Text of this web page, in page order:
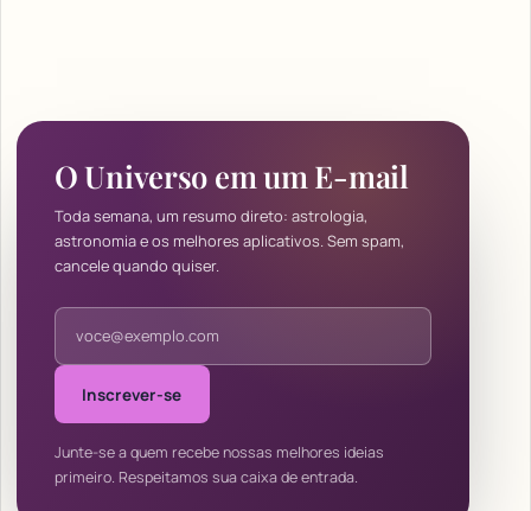
O Universo em um E-mail
Toda semana, um resumo direto: astrologia,
astronomia e os melhores aplicativos. Sem spam,
cancele quando quiser.
Endereço de e-mail
Inscrever-se
Junte-se a quem recebe nossas melhores ideias
primeiro. Respeitamos sua caixa de entrada.